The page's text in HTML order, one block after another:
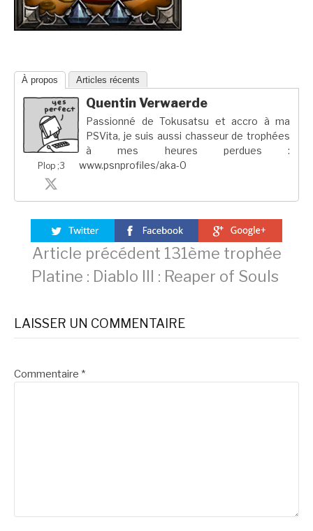
À propos Articles récents
Plop ;3
Quentin Verwaerde
Passionné de Tokusatsu et accro à ma
PSVita, je suis aussi chasseur de trophées
à mes heures perdues :
www.psnprofiles/aka-0
Lire
la
suite
Article précédent 131ème trophée
Platine : Diablo III : Reaper of Souls
LAISSER UN COMMENTAIRE
Commentaire *